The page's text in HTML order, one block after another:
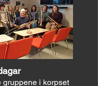
i korpset